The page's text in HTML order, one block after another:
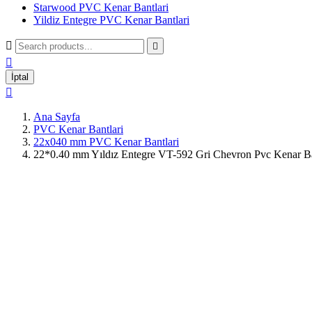
Starwood PVC Kenar Bantlari
Yildiz Entegre PVC Kenar Bantlari
 

İptal

Ana Sayfa
PVC Kenar Bantlari
22x040 mm PVC Kenar Bantlari
22*0.40 mm Yıldız Entegre VT-592 Gri Chevron Pvc Kenar